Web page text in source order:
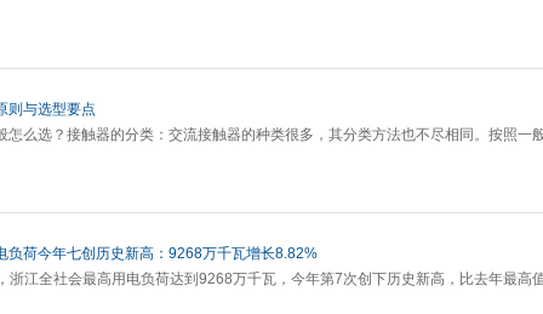
则与选型要点
怎么选？接触器的分类：交流接触器的种类很多，其分类方法也不尽相同。按照一
负荷今年七创历史新高：9268万千瓦增长8.82%
浙江全社会最高用电负荷达到9268万千瓦，今年第7次创下历史新高，比去年最高